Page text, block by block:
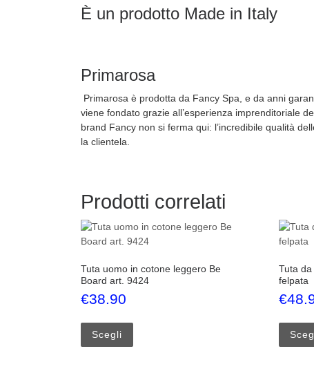
È un prodotto Made in Italy
Primarosa
Primarosa è prodotta da Fancy Spa, e da anni
viene fondato grazie all’esperienza imprenditoriale
brand Fancy non si ferma qui: l’incredibile qualità
la clientela.
Prodotti correlati
Tuta uomo in cotone leggero Be
Board art. 9424
€38.90
Scegli
Tuta
felpata
€